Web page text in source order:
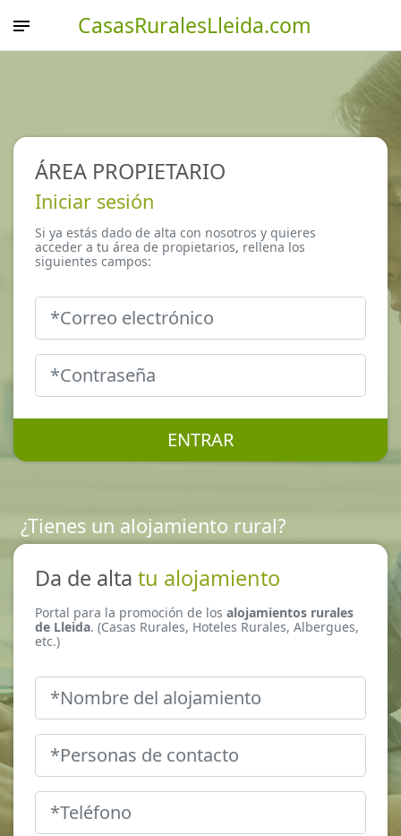
CasasRuralesLleida.com
ÁREA PROPIETARIO
Iniciar sesión
Si ya estás dado de alta con nosotros y quieres
acceder a tu área de propietarios, rellena los
siguientes campos:
ENTRAR
¿Tienes un alojamiento rural?
Da de alta tu alojamiento
Portal para la promoción de los alojamientos rurales
de Lleida. (Casas Rurales, Hoteles Rurales, Albergues,
etc.)